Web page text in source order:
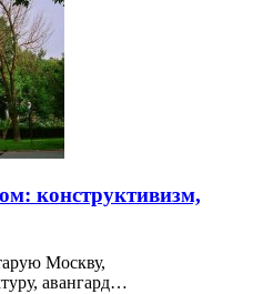
конструктивизм,
Москву,
авангард…